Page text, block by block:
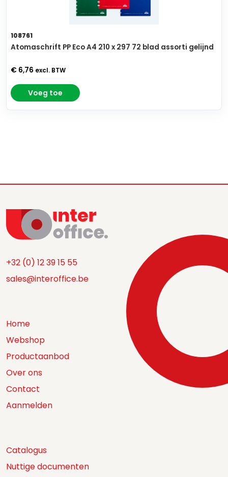
108761
Atomaschrift PP Eco A4 210 x 297 72 blad assorti gelijnd
€ 6,76 excl. BTW
Voeg toe
+32 (0) 12 39 15 55
sales@interoffice.be
Home
Webshop
Productaanbod
Over ons
Contact
Aanmelden
Catalogus
Nuttige documenten